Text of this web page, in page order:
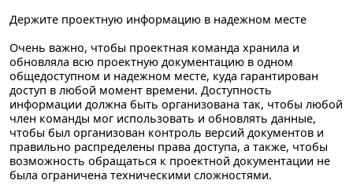
Держите проектную информацию в надежном месте
Очень важно, чтобы проектная команда хранила и
обновляла всю проектную документацию в одном
общедоступном и надежном месте, куда гарантирован
доступ в любой момент времени. Доступность
информации должна быть организована так, чтобы любой
член команды мог использовать и обновлять данные,
чтобы был организован контроль версий документов и
правильно распределены права доступа, а также, чтобы
возможность обращаться к проектной документации не
была ограничена техническими сложностями.